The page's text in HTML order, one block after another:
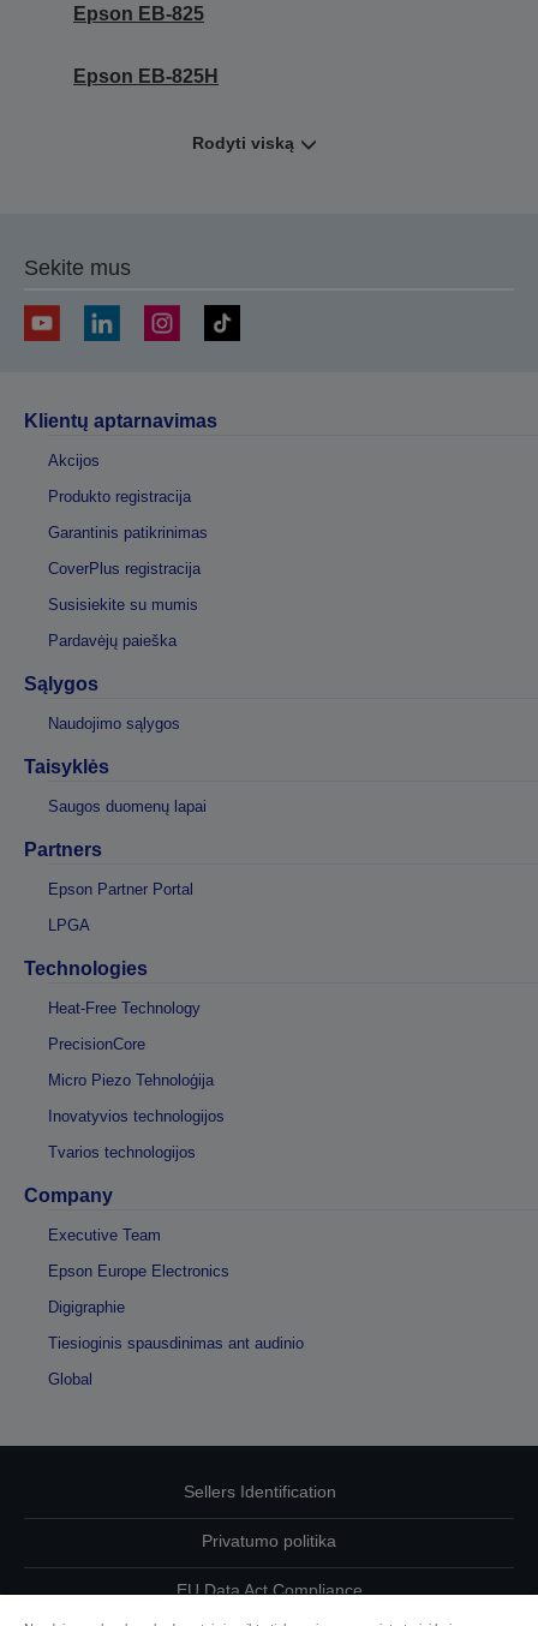
Epson EB-825
Epson EB-825H
Rodyti viską
Sekite mus
Klientų aptarnavimas
Akcijos
Produkto registracija
Garantinis patikrinimas
CoverPlus registracija
Susisiekite su mumis
Pardavėjų paieška
Sąlygos
Naudojimo sąlygos
Taisyklės
Saugos duomenų lapai
Partners
Epson Partner Portal
LPGA
Technologies
Heat-Free Technology
PrecisionCore
Micro Piezo Tehnoloģija
Inovatyvios technologijos
Tvarios technologijos
Company
Executive Team
Epson Europe Electronics
Digigraphie
Tiesioginis spausdinimas ant audinio
Global
Sellers Identification
Privatumo politika
EU Data Act Compliance